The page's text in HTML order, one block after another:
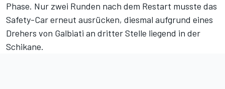
Phase. Nur zwei Runden nach dem Restart musste das
Safety-Car erneut ausrücken, diesmal aufgrund eines
Drehers von Galbiati an dritter Stelle liegend in der
Schikane.